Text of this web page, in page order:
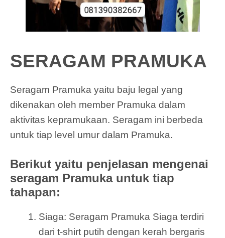
SERAGAM PRAMUKA
Seragam Pramuka yaitu baju legal yang
dikenakan oleh member Pramuka dalam
aktivitas kepramukaan. Seragam ini berbeda
untuk tiap level umur dalam Pramuka.
Berikut yaitu penjelasan mengenai
seragam Pramuka untuk tiap
tahapan:
Siaga: Seragam Pramuka Siaga terdiri
dari t-shirt putih dengan kerah bergaris